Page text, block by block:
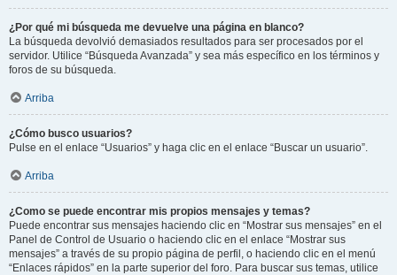
¿Por qué mi búsqueda me devuelve una página en blanco?
La búsqueda devolvió demasiados resultados para ser procesados por el
servidor. Utilice “Búsqueda Avanzada” y sea más específico en los términos y
foros de su búsqueda.
Arriba
¿Cómo busco usuarios?
Pulse en el enlace “Usuarios” y haga clic en el enlace “Buscar un usuario”.
Arriba
¿Como se puede encontrar mis propios mensajes y temas?
Puede encontrar sus mensajes haciendo clic en “Mostrar sus mensajes” en el
Panel de Control de Usuario o haciendo clic en el enlace “Mostrar sus
mensajes” a través de su propio página de perfil, o haciendo clic en el menú
“Enlaces rápidos” en la parte superior del foro. Para buscar sus temas, utilice